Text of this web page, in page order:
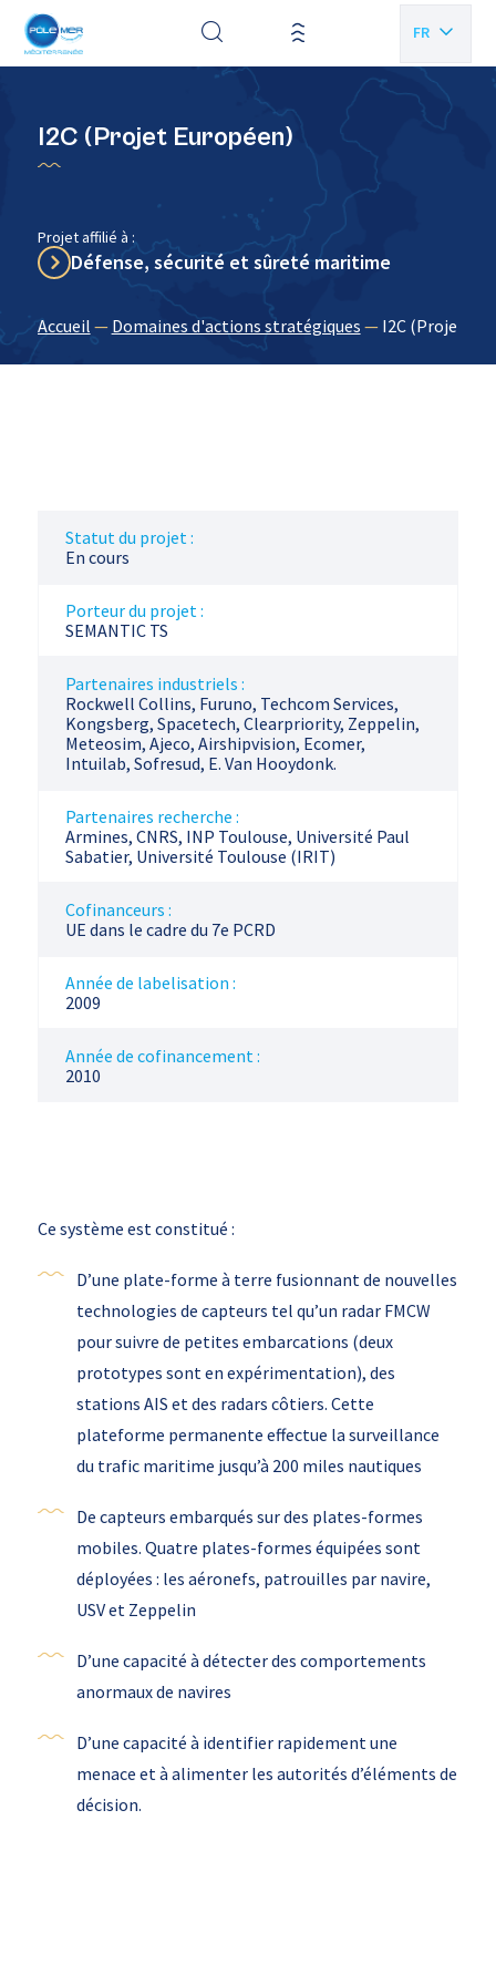
FR
I2C (Projet Européen)
Projet affilié à :
Défense, sécurité et sûreté maritime
Accueil — Domaines d'actions stratégiques — I2C (Projet
Statut du projet :
En cours
Porteur du projet :
SEMANTIC TS
Partenaires industriels :
Rockwell Collins, Furuno, Techcom Services,
Kongsberg, Spacetech, Clearpriority, Zeppelin,
Meteosim, Ajeco, Airshipvision, Ecomer,
Intuilab, Sofresud, E. Van Hooydonk.
Partenaires recherche :
Armines, CNRS, INP Toulouse, Université Paul
Sabatier, Université Toulouse (IRIT)
Cofinanceurs :
UE dans le cadre du 7e PCRD
Année de labelisation :
2009
Année de cofinancement :
2010
Ce système est constitué :
D’une plate-forme à terre fusionnant de nouvelles
technologies de capteurs tel qu’un radar FMCW
pour suivre de petites embarcations (deux
prototypes sont en expérimentation), des
stations AIS et des radars côtiers. Cette
plateforme permanente effectue la surveillance
du trafic maritime jusqu’à 200 miles nautiques
De capteurs embarqués sur des plates-formes
mobiles. Quatre plates-formes équipées sont
déployées : les aéronefs, patrouilles par navire,
USV et Zeppelin
D’une capacité à détecter des comportements
anormaux de navires
D’une capacité à identifier rapidement une
menace et à alimenter les autorités d’éléments de
décision.
Panneau de gestion des cookies